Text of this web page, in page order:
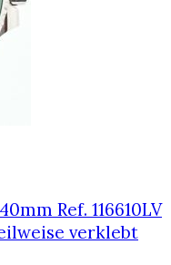
Ref. 116610LV
verklebt